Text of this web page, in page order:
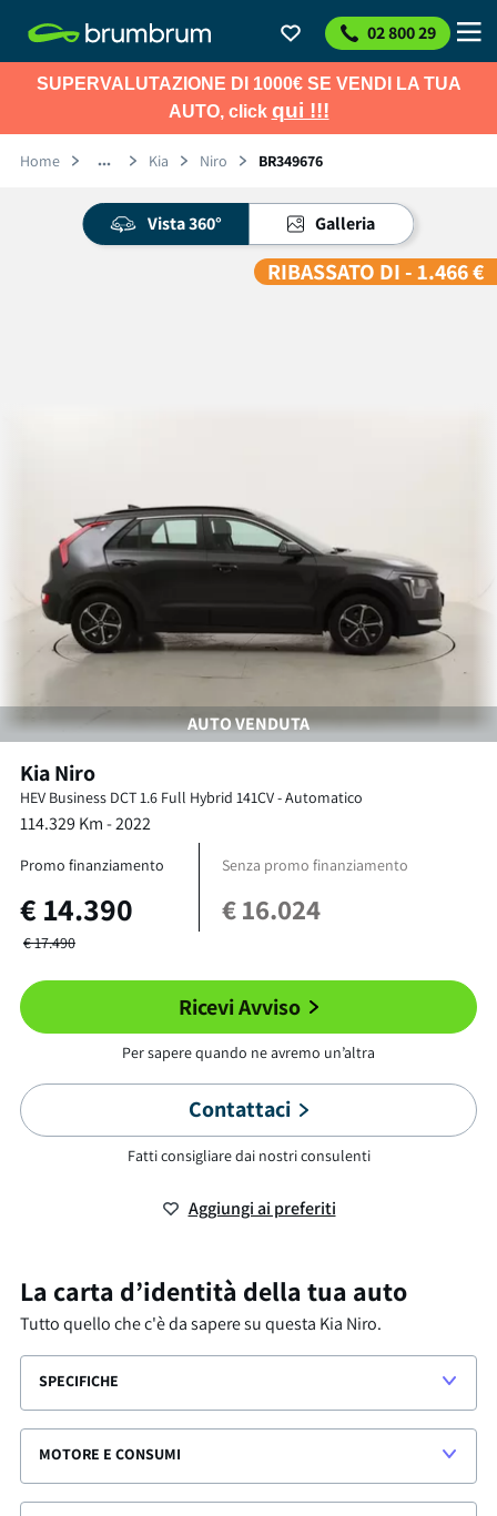
02 800 29
SUPERVALUTAZIONE DI 1000€ SE VENDI LA TUA
AUTO, click qui !!!
Home Kia Niro BR349676
Vista 360° Galleria
RIBASSATO DI - 1.466 €
AUTO VENDUTA
KiaNiro
HEV Business DCT1.6 Full Hybrid 141CV-Automatico
114.329 Km -2022
Promo finanziamento
€14.390
Senza promo finanziamento
€16.024
€17.490
Ricevi Avviso
Per sapere quando ne avremo un’altra
Contattaci
Fatti consigliare dai nostri consulenti
Aggiungi ai preferiti
La carta d’identità della tua auto
Tutto quello che c'è da sapere su questa Kia Niro.
SPECIFICHE
MOTORE E CONSUMI